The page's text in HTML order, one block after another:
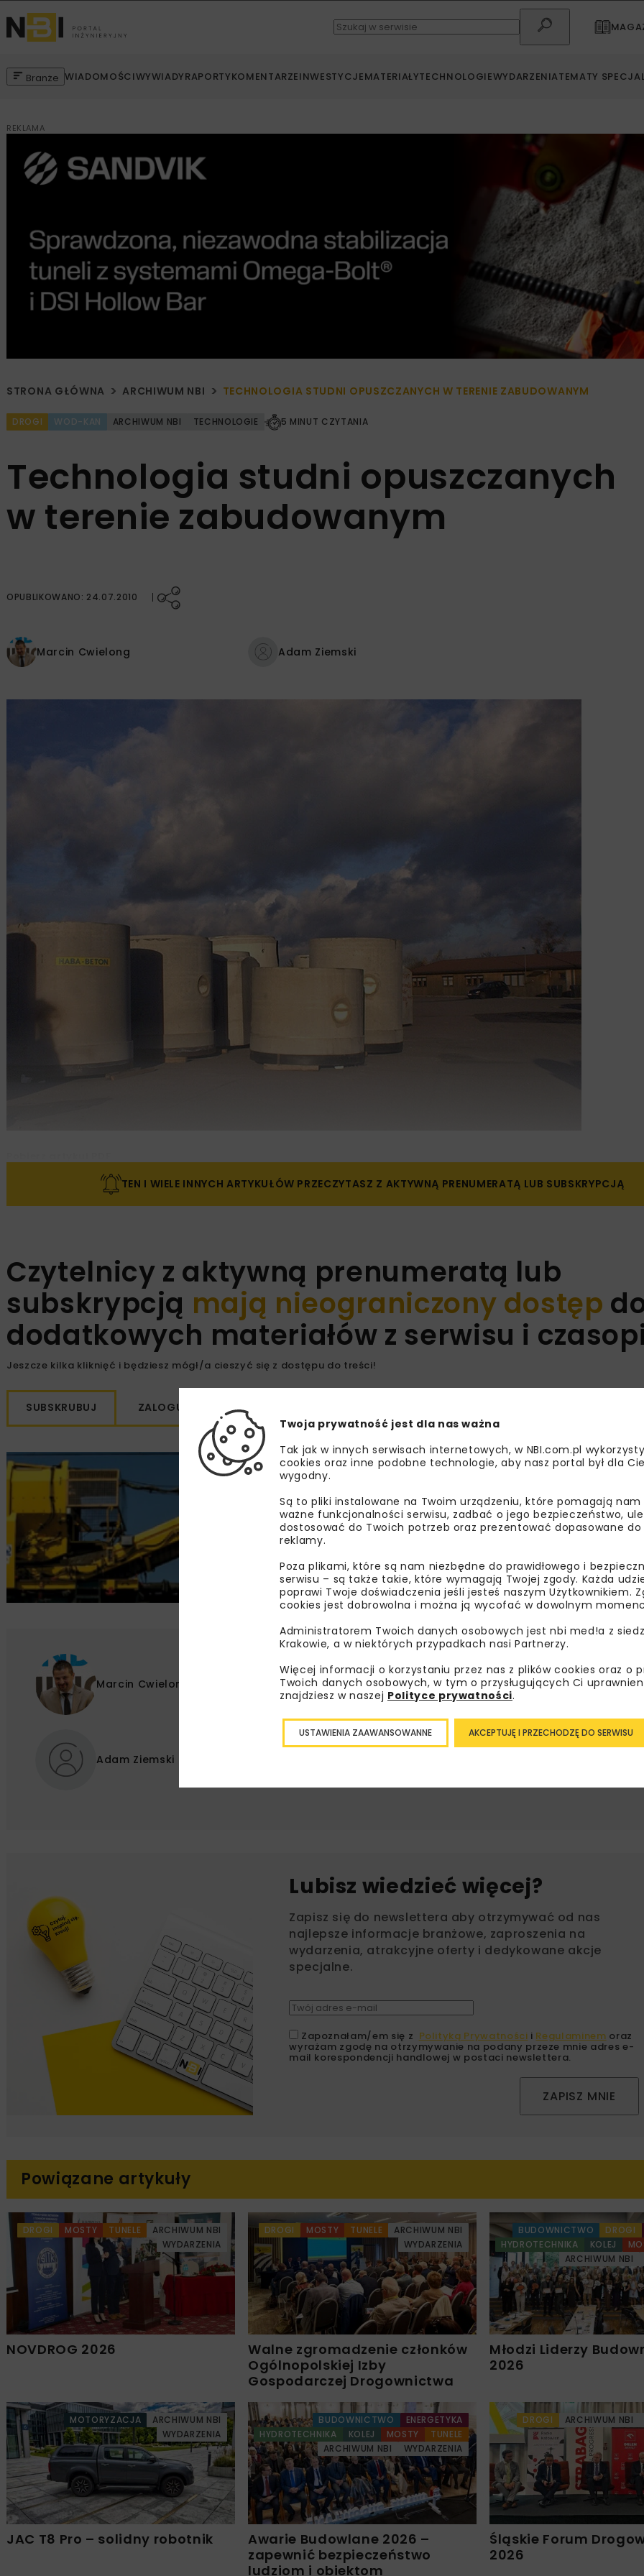
Branże WIADOMOŚCIWYWIADYRAPORTYKOMENTARZEINWESTYCJEMATERIAŁYTECHNOLOGIEWYDARZENIATEMATY
REKLAMA
STRONA GŁÓWNA ARCHIWUM NBI TECHNOLOGIA STUDNI OPUSZCZANYCH W TERENIE ZABUDOWANYM
DROGI WOD-KAN ARCHIWUM NBI TECHNOLOGIE 5 MINUT CZYTANIA
Technologia studni opuszczanych
w terenie zabudowanym
OPUBLIKOWANO: 24.07.2010
Marcin Cwielong Adam Ziemski
TEN I WIELE INNYCH ARTYKUŁÓW PRZECZYTASZ Z AKTYWNĄ PRENUMERATĄ LUB SUBSKRYPCJĄ
Czytelnicy z aktywną prenumeratą lub
subskrypcją mają nieograniczony dostęp
dodatkowych materiałów z serwisu i
Jeszcze kilka kliknięć i będziesz mógł/a cieszyć się z dostępu do treści!
SUBSKRUBUJ ZALOGUJ SIĘ
Marcin Cwielong
Adam Ziemski
HABA-BETON JOHANN BARTLECHNER SP. Z O.O. HTI SP. Z
MARCIN CWIELONG
TECHNOLOGIE
Lubisz wiedzieć więcej?
Zapisz się do newslettera aby otrzymywać od nas
najlepsze informacje branżowe, zaproszenia na
wydarzenia, atrakcyjne oferty i dedykowane akcje
specjalne.
Zapoznałam/em się z Polityką Prywatności i Regulaminem oraz
wyrażam zgodę na otrzymywanie na podany przeze mnie adres e-
mail korespondencji handlowej w postaci newslettera.
ZAPISZ MNIE
Powiązane artykuły
DROGI MOSTY TUNELE
ARCHIWUM NBI
WYDARZENIA
NOVDROG 2026
DROGI MOSTY TUNELE
ARCHIWUM NBI
WYDARZENIA
Walne zgromadzenie członków
Ogólnopolskiej Izby
Gospodarczej Drogownictwa
BUDOWNICTWO DROGI
HYDROTECHNIKA
KOLEJ
ARCHIWUM NBI
Młodzi Liderzy
2026
MOTORYZACJA
ARCHIWUM NBI
WYDARZENIA
JAC T8 Pro – solidny robotnik
BUDOWNICTWO
ENERGETYKA
HYDROTECHNIKA
KOLEJ MOSTY
TUNELE
ARCHIWUM NBI
WYDARZENIA
Awarie Budowlane 2026 –
zapewnić bezpieczeństwo
ludziom i obiektom
DROGI ARCHIWUM NBI
Śląskie Forum
2026
Twoja prywatność jest dla nas ważna
Tak jak w innych serwisach internetowych, w NBI.com.pl
cookies oraz inne podobne technologie, aby nasz portal był dla
wygodny.
Są to pliki instalowane na Twoim urządzeniu, które pomagają nam
ważne funkcjonalności serwisu, zadbać o jego bezpieczeństwo,
dostosować do Twoich potrzeb oraz prezentować dopasowane
reklamy.
Poza plikami, które są nam niezbędne do prawidłowego i
serwisu – są także takie, które wymagają Twojej zgody. Każda
poprawi Twoje doświadczenia jeśli jesteś naszym Użytkownikiem.
cookies jest dobrowolna i można ją wycofać w dowolnym
Administratorem Twoich danych osobowych jest nbi med!a z
Krakowie, a w niektórych przypadkach nasi Partnerzy.
Więcej informacji o korzystaniu przez nas z plików cookies oraz o
Twoich danych osobowych, w tym o przysługujących Ci
znajdziesz w naszej Polityce prywatności.
AKCEPTUJĘ I PRZECHODZĘ DO SERWISU
USTAWIENIA ZAAWANSOWANNE